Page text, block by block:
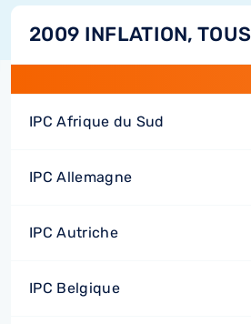
2009 INFLATION,
IPC Afrique du Sud
IPC Allemagne
IPC Autriche
IPC Belgique